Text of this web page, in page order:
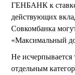
ГЕНБАНК к ставке
действующих
Совкомбанка
«Максимальный
Не
отдельным